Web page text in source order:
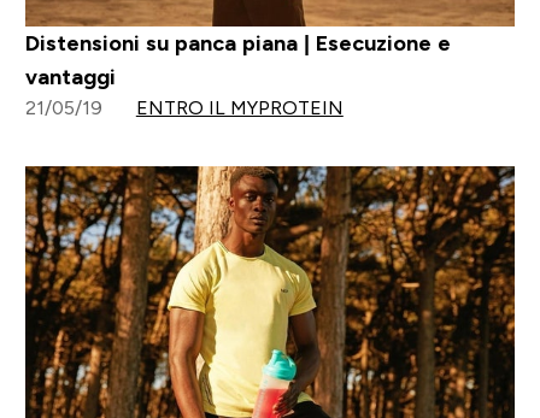
Distensioni su panca piana | Esecuzione e
vantaggi
21/05/19 ENTRO IL MYPROTEIN